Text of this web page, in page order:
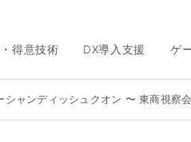
得意技術 DX導入支援 ゲ
シャンディッシュクオン 〜 東商視察会